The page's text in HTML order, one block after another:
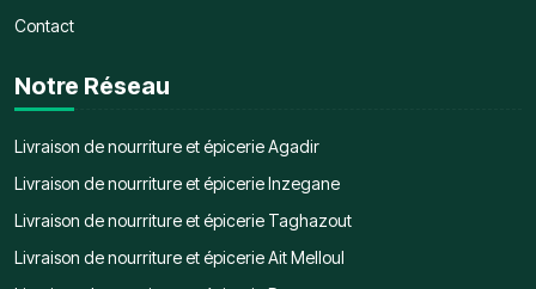
Contact
Notre Réseau
Livraison de nourriture et épicerie Agadir
Livraison de nourriture et épicerie Inzegane
Livraison de nourriture et épicerie Taghazout
Livraison de nourriture et épicerie Ait Melloul